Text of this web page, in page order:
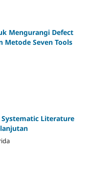
Mengurangi Defect
Metode Seven Tools
Systematic Literature